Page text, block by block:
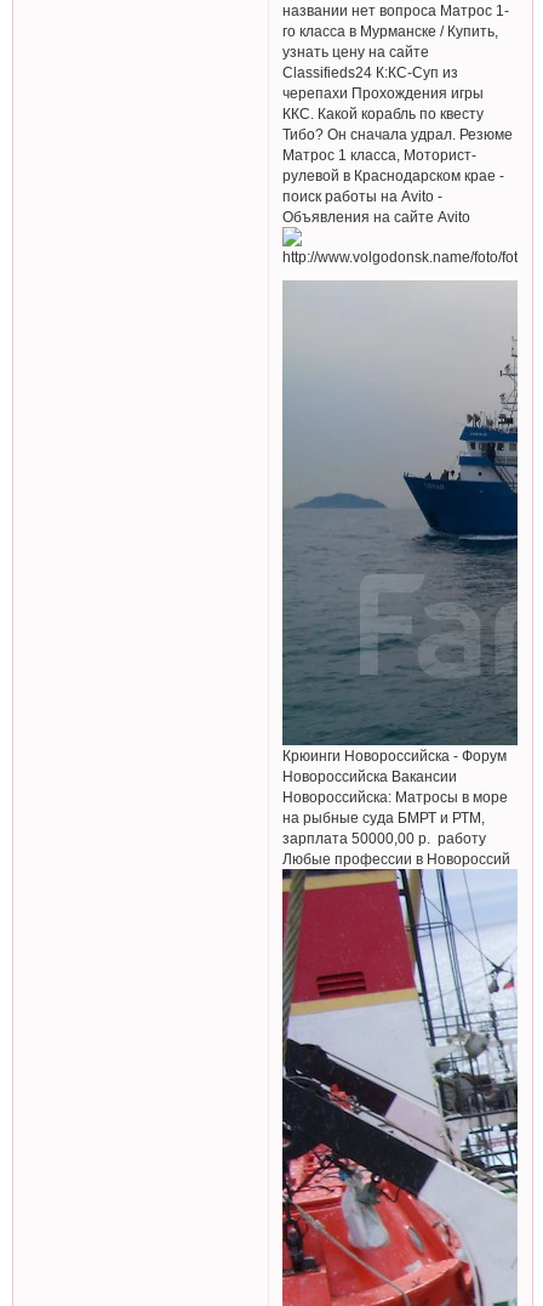
названии нет вопроса Матрос 1-
го класса в Мурманске / Купить,
узнать цену на сайте
Classifieds24 К:КС-Суп из
черепахи Прохождения игры
ККС. Какой корабль по квесту
Тибо? Он сначала удрал. Резюме
Матрос 1 класса, Моторист-
рулевой в Краснодарском крае -
поиск работы на Avito -
Объявления на сайте Avito
Крюинги Новороссийска - Форум
Новороссийска Вакансии
Новороссийска: Матросы в море
на рыбные суда БМРТ и РТМ,
зарплата 50000,00 р. работу
Любые профессии в Новороссий